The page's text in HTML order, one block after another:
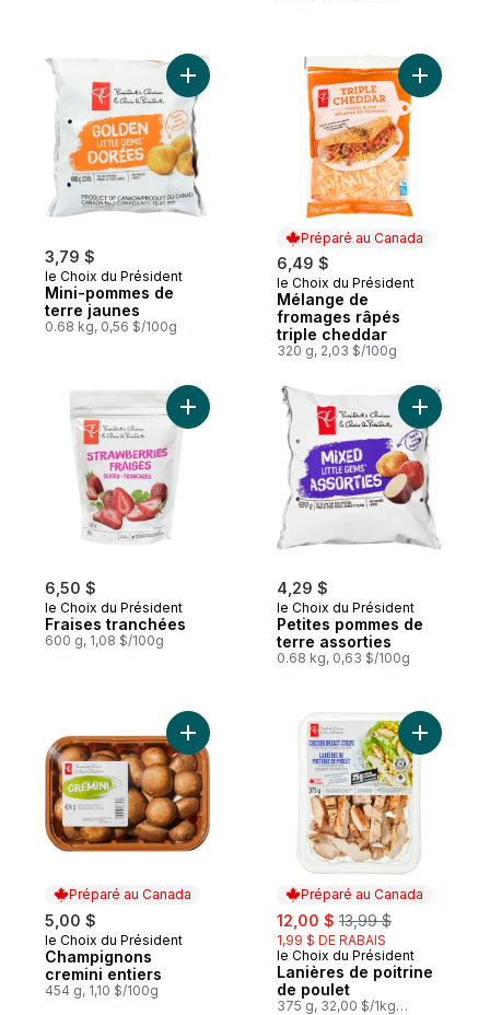
3,79 $
le Choix du Président
Mini-pommes de
terre jaunes
0.68 kg, 0,56 $/100g
Préparé au Canada
6,49 $
Préparé au Canada
le Choix du Président
Mélange de
fromages râpés
triple cheddar
320 g, 2,03 $/100g
Ajouter
6,50 $
le Choix du Président
Fraises tranchées
600 g, 1,08 $/100g
Ajouter Fraises tranchées au panier
4,29 $
le Choix du Président
Petites pommes de
terre assorties
0.68 kg, 0,63 $/100g
Ajouter
Préparé au Canada
5,00 $
Préparé au Canada
le Choix du Président
Champignons
cremini entiers
454 g, 1,10 $/100g
Ajouter Champignons cremini entiers au
Préparé au Canada
sale:
12,00 $ , formerly:
13,99 $
1,99 $ DE RABAIS
Préparé au Canada
le Choix du Président
Lanières de poitrine
de poulet
375 g, 32,00 $/1kg
Ajouter